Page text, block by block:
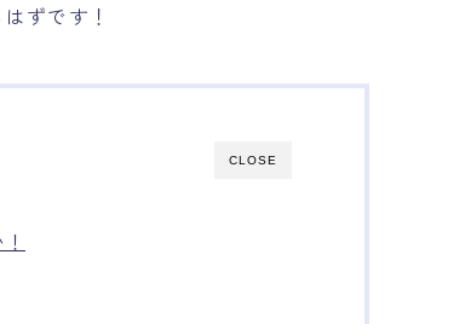
ずです！
CLOSE